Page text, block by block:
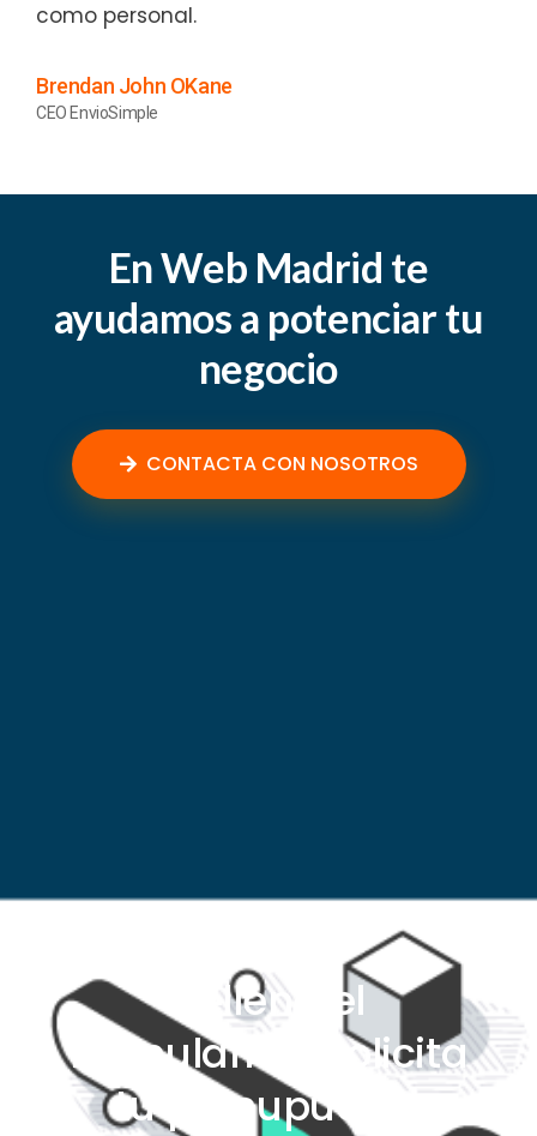
como personal.
Brendan John OKane
CEO EnvioSimple
En Web Madrid te
ayudamos a potenciar tu
negocio
CONTACTA CON NOSOTROS
Rellena el
formulario y solicita
tu presupuesto